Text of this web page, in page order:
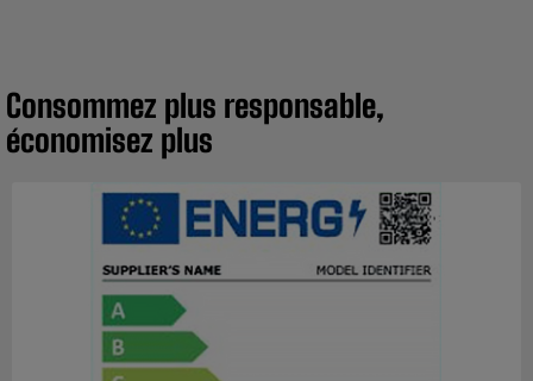
Consommez plus responsable,
économisez plus